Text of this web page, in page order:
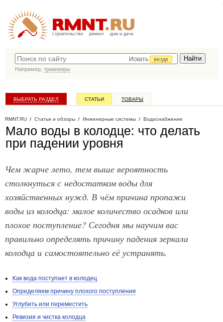
строительство ремонт дом и дача
Искать
везде
Например, триммеры
ВЫБРАТЬ РАЗДЕЛ СТАТЬИ ТОВАРЫ
RMNT.RU / Статьи и обзоры / Инженерные системы / Водоснабжение
Мало воды в колодце: что делать
при падении уровня
Чем жарче лето, тем выше вероятность
столкнуться с недостатком воды для
хозяйственных нужд. В чём причина пропажи
воды из колодца: малое количество осадков или
плохое поступление? Сегодня мы научим вас
правильно определять причину падения зеркала
колодца и самостоятельно её устранять.
Как вода поступает в колодец
Определяем причину плохого поступления
Углубить или переместить
Ревизия и чистка колодца